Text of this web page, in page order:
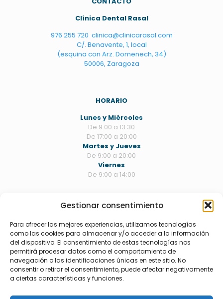
Gestionar consentimiento
Para ofrecer las mejores experiencias, utilizamos tecnologías
como las cookies para almacenar y/o acceder a la información
del dispositivo. El consentimiento de estas tecnologías nos
permitirá procesar datos como el comportamiento de
navegación o las identificaciones únicas en este sitio. No
consentir o retirar el consentimiento, puede afectar negativamente
a ciertas características y funciones.
Clínica Dental Rasal
976 255 720 clinica@clinicarasal.com
C/. Benavente, 1, local
(esquina con Arz. Domenech, 34)
50006, Zaragoza
HORARIO
Lunes y Miércoles
De 9:00 a 13:30
De 17:00 a 20:00
Martes y Jueves
De 9:00 a 20:00
Viernes
De 9:00 a 14:00
TRATAMIENTOS
Estética dental
Odontología
Periodoncia
Endodoncia
Ortodoncia
Cirugía/implantes
Rehabilitación